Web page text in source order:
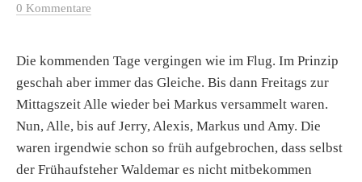
0 Kommentare
Die kommenden Tage vergingen wie im Flug. Im Prinzip
geschah aber immer das Gleiche. Bis dann Freitags zur
Mittagszeit Alle wieder bei Markus versammelt waren.
Nun, Alle, bis auf Jerry, Alexis, Markus und Amy. Die
waren irgendwie schon so früh aufgebrochen, dass selbst
der Frühaufsteher Waldemar es nicht mitbekommen